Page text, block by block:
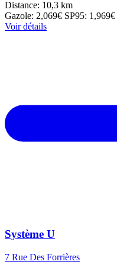
Distance: 10,3 km
Gazole: 2,069€ SP95: 1,969€
Voir détails
Système U
7 Rue Des Forrières